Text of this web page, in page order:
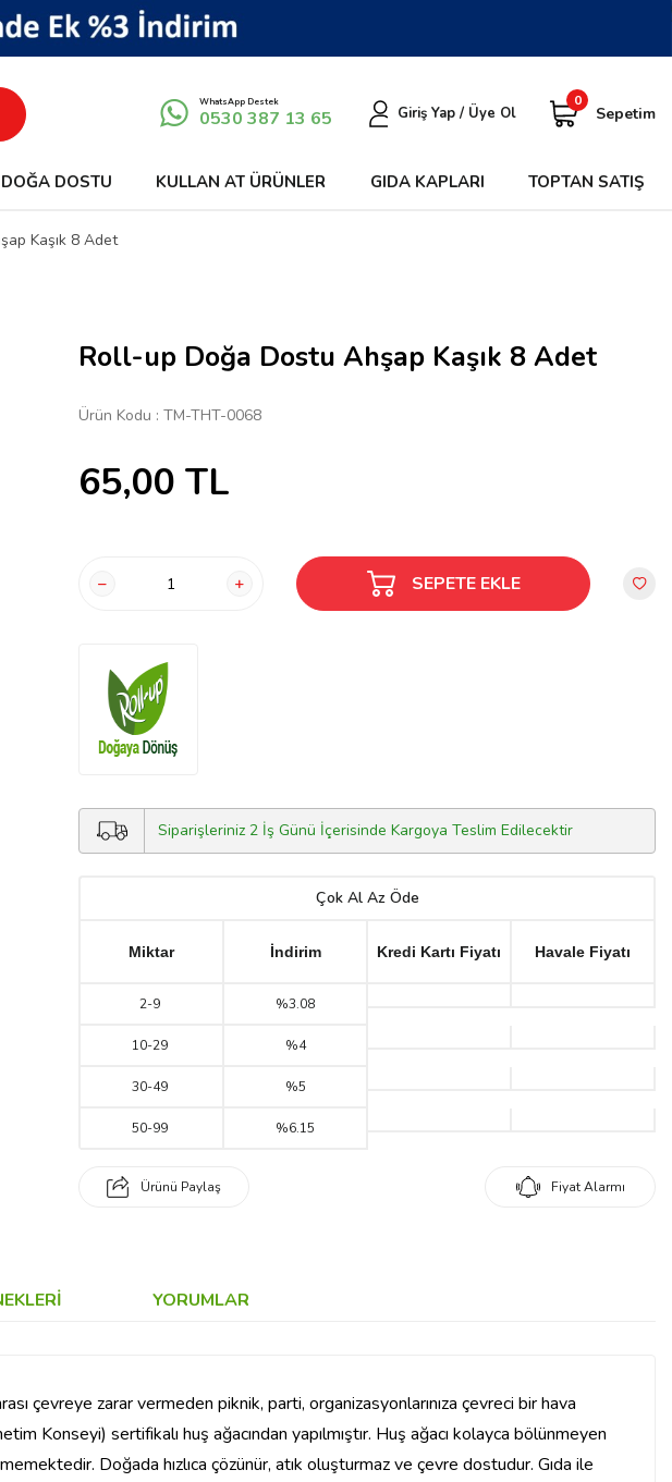
WhatsApp Destek
0530 387 13 65 Giriş Yap / Üye Ol
0
Sepetim
DOĞA DOSTU KULLAN AT ÜRÜNLER GIDA KAPLARI TOPTAN SATIŞ
Kaşık 8 Adet
Roll-up Doğa Dostu Ahşap Kaşık 8 Adet
Ürün Kodu : TM-THT-0068
65,00 TL
SEPETE EKLE
Siparişleriniz 2 İş Günü İçerisinde Kargoya Teslim Edilecektir
Çok Al Az Öde
Miktar İndirim Kredi Kartı Fiyatı Havale Fiyatı
2-9 %3.08
10-29 %4
30-49 %5
50-99 %6.15
Ürünü Paylaş Fiyat Alarmı
YORUMLAR
çevreye zarar vermeden piknik, parti, organizasyonlarınıza çevreci bir hava
Konseyi) sertifikalı huş ağacından yapılmıştır. Huş ağacı kolayca bölünmeyen
Doğada hızlıca çözünür, atık oluşturmaz ve çevre dostudur. Gıda ile